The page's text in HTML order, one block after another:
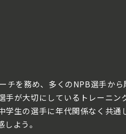
チを務め、多くのNPB選手か
手が大切にしているトレーニ
学生の選手に年代関係なく共
よう。